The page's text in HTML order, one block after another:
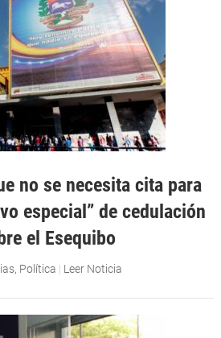
no se necesita cita para
especial” de cedulación
el Esequibo
, Política | Leer Noticia